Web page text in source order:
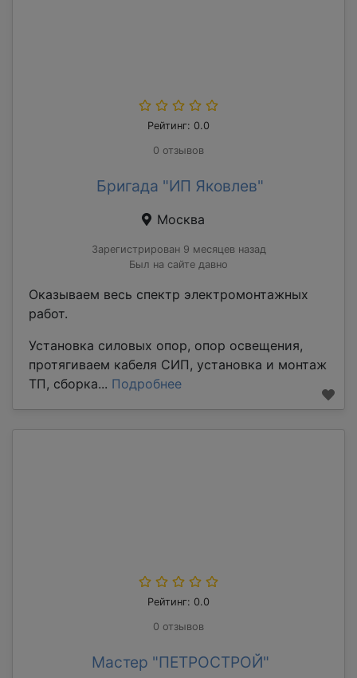
Рейтинг: 0.0
0 отзывов
Бригада "ИП Яковлев"
Москва
Зарегистрирован 9 месяцев назад
Был на сайте давно
Оказываем весь спектр электромонтажных
работ.
Установка силовых опор, опор освещения,
протягиваем кабеля СИП, установка и монтаж
ТП, сборка... Подробнее
Рейтинг: 0.0
0 отзывов
Мастер "ПЕТРОСТРОЙ"